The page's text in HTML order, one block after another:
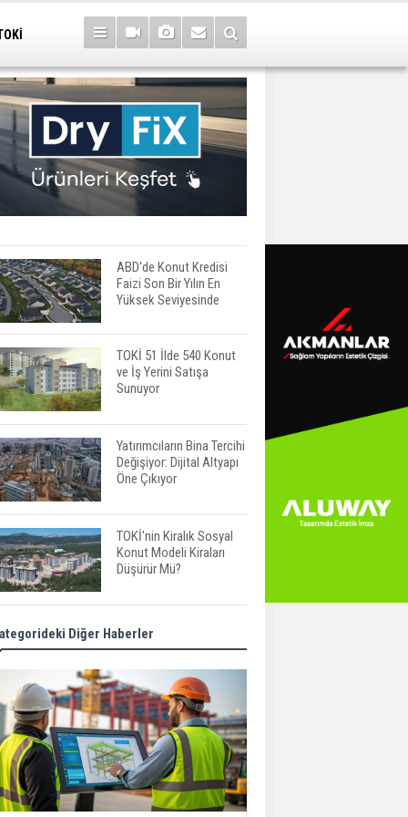
ABD'de Konut Kredisi
Faizi Son Bir Yılın En
Yüksek Seviyesinde
TOKİ 51 İlde 540 Konut
ve İş Yerini Satışa
Sunuyor
Yatırımcıların Bina Tercihi
Değişiyor: Dijital Altyapı
Öne Çıkıyor
TOKİ'nin Kiralık Sosyal
Konut Modeli Kiraları
Düşürür Mü?
İkinci El Konut Fiyatları
İspanya'da Bir Yılda
Konut Satışları Güçlü
Seyrini Korudu Yabancıya
Satış Geriledi
ABD'de İnşaat
Diğer Haberler